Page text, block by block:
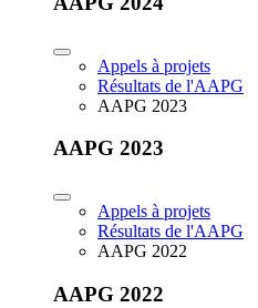
Appels à projets
Résultats de l'AAPG
AAPG 2023
AAPG 2023
Appels à projets
Résultats de l'AAPG
AAPG 2022
AAPG 2022